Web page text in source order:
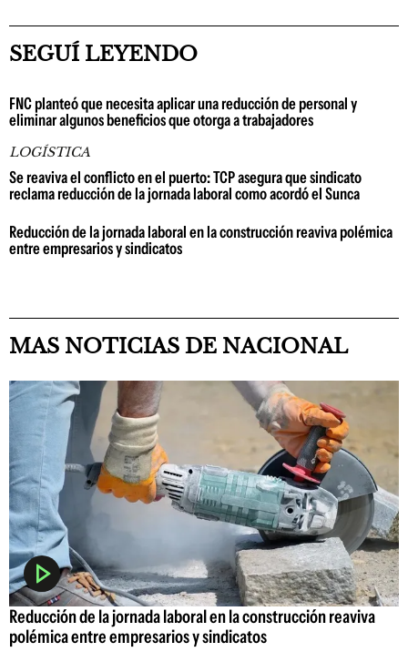
SEGUÍ LEYENDO
FNC planteó que necesita aplicar una reducción de personal y
eliminar algunos beneficios que otorga a trabajadores
LOGÍSTICA
Se reaviva el conflicto en el puerto: TCP asegura que sindicato
reclama reducción de la jornada laboral como acordó el Sunca
Reducción de la jornada laboral en la construcción reaviva polémica
entre empresarios y sindicatos
MAS NOTICIAS DE NACIONAL
Reducción de la jornada laboral en la construcción reaviva
polémica entre empresarios y sindicatos